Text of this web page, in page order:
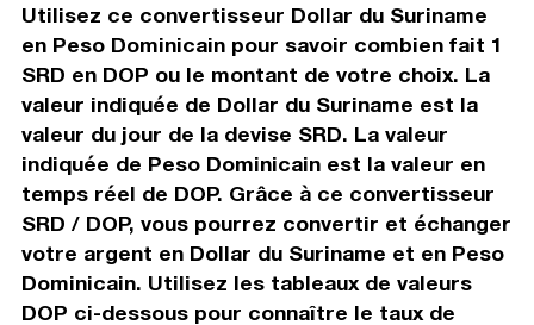
Utilisez ce convertisseur Dollar du Suriname
en Peso Dominicain pour savoir combien fait 1
SRD en DOP ou le montant de votre choix. La
valeur indiquée de Dollar du Suriname est la
valeur du jour de la devise SRD. La valeur
indiquée de Peso Dominicain est la valeur en
temps réel de DOP. Grâce à ce convertisseur
SRD / DOP, vous pourrez convertir et échanger
votre argent en Dollar du Suriname et en Peso
Dominicain. Utilisez les tableaux de valeurs
DOP ci-dessous pour connaître le taux de